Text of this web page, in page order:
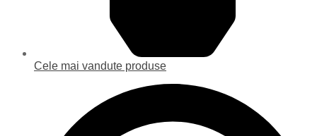
Cele mai vandute produse